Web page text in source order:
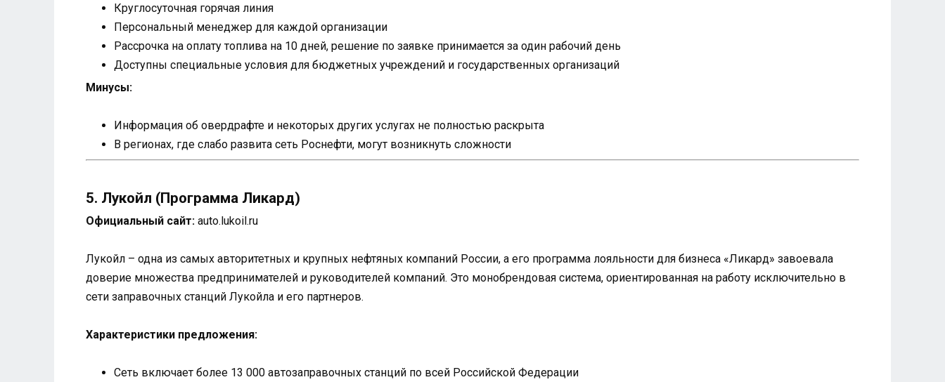
Круглосуточная горячая линия
Персональный менеджер для каждой организации
Рассрочка на оплату топлива на 10 дней, решение по заявке принимается за один рабочий день
Доступны специальные условия для бюджетных учреждений и государственных организаций
Минусы:
Информация об овердрафте и некоторых других услугах не полностью раскрыта
В регионах, где слабо развита сеть Роснефти, могут возникнуть сложности
5. Лукойл (Программа Ликард)
Официальный сайт: auto.lukoil.ru
Лукойл – одна из самых авторитетных и крупных нефтяных компаний России, а его программа лояльности для бизнеса «Ликард» завоевала
доверие множества предпринимателей и руководителей компаний. Это монобрендовая система, ориентированная на работу исключительно в
сети заправочных станций Лукойла и его партнеров.
Характеристики предложения:
Сеть включает более 13 000 автозаправочных станций по всей Российской Федерации